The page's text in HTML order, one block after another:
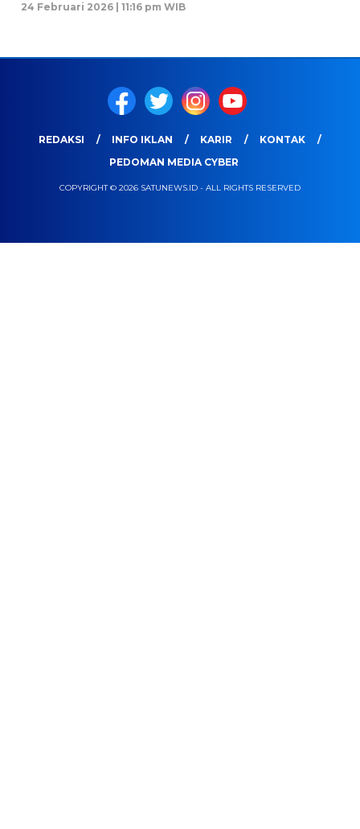
24 Februari 2026 | 11:16 pm WIB
REDAKSI INFO IKLAN KARIR
KONTAK
PEDOMAN MEDIA CYBER
COPYRIGHT © 2026 SATUNEWS.ID - ALL RIGHTS RESERVED